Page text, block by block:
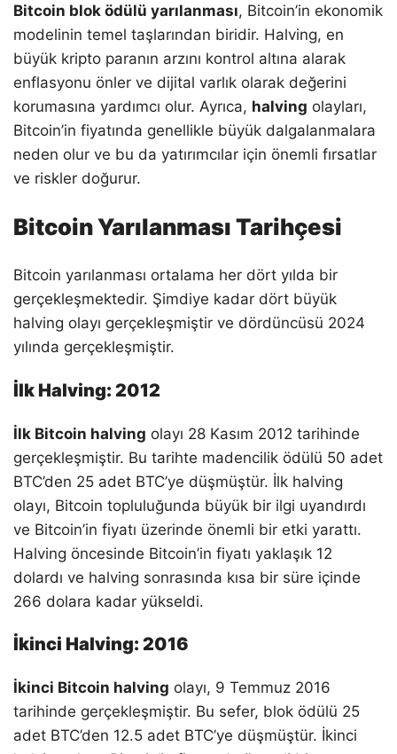
Bitcoin blok ödülü yarılanması, Bitcoin’in ekonomik
modelinin temel taşlarından biridir. Halving, en
büyük kripto paranın arzını kontrol altına alarak
enflasyonu önler ve dijital varlık olarak değerini
korumasına yardımcı olur. Ayrıca, halving olayları,
Bitcoin’in fiyatında genellikle büyük dalgalanmalara
neden olur ve bu da yatırımcılar için önemli fırsatlar
ve riskler doğurur.
Bitcoin Yarılanması Tarihçesi
Bitcoin yarılanması ortalama her dört yılda bir
gerçekleşmektedir. Şimdiye kadar dört büyük
halving olayı gerçekleşmiştir ve dördüncüsü 2024
yılında gerçekleşmiştir.
İlk Halving: 2012
İlk Bitcoin halving olayı 28 Kasım 2012 tarihinde
gerçekleşmiştir. Bu tarihte madencilik ödülü 50 adet
BTC’den 25 adet BTC’ye düşmüştür. İlk halving
olayı, Bitcoin topluluğunda büyük bir ilgi uyandırdı
ve Bitcoin’in fiyatı üzerinde önemli bir etki yarattı.
Halving öncesinde Bitcoin’in fiyatı yaklaşık 12
dolardı ve halving sonrasında kısa bir süre içinde
266 dolara kadar yükseldi.
İkinci Halving: 2016
İkinci Bitcoin halving olayı, 9 Temmuz 2016
tarihinde gerçekleşmiştir. Bu sefer, blok ödülü 25
adet BTC’den 12.5 adet BTC’ye düşmüştür. İkinci